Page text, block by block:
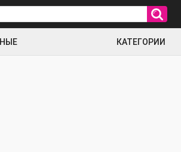
КАТЕГОРИИ